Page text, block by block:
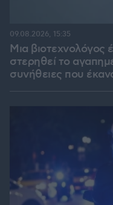
Μια βιοτεχνολόγος
στερηθεί το
συνήθειες που
09.08.2026, 15:35